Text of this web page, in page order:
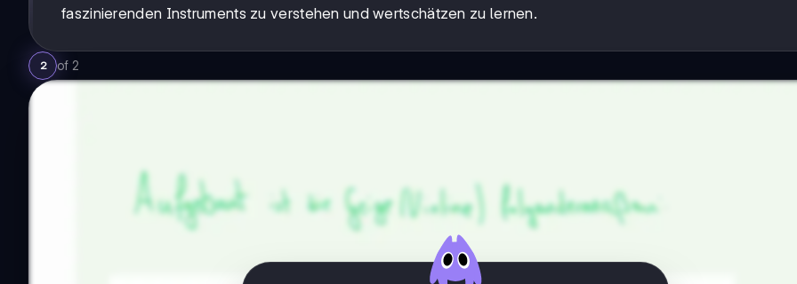
faszinierenden Instruments zu verstehen und wertschätzen zu lernen.
2 of 2